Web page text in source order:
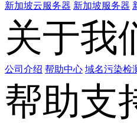
新加坡云服务器 新加坡服务器
关于我
公司介绍 帮助中心 域名污染检
帮助支